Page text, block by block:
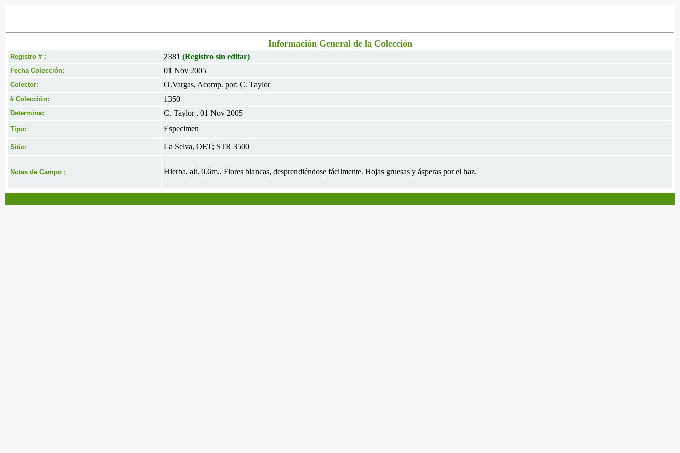
Información General de la Colección
Registro # : 2381 (Registro sin editar)
Fecha Colección: 01 Nov 2005
Colector: O.Vargas, Acomp. por: C. Taylor
# Colección: 1350
Determina: C. Taylor , 01 Nov 2005
Tipo: Especimen
Sitio: La Selva, OET; STR 3500
Notas de Campo : Hierba, alt. 0.6m., Flores blancas, desprendiéndose fácilmente. Hojas gruesas y ásperas por el haz.